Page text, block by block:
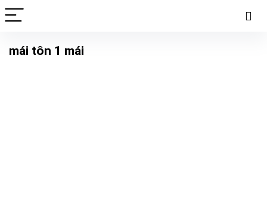
mái tôn 1 mái